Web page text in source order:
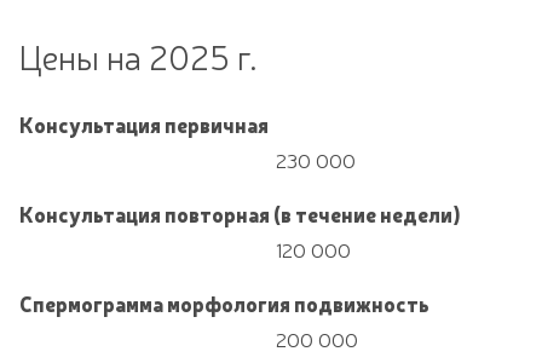
Цены на 2025 г.
Консультация первичная
230 000
Консультация повторная (в течение недели)
120 000
Спермограмма морфология подвижность
200 000